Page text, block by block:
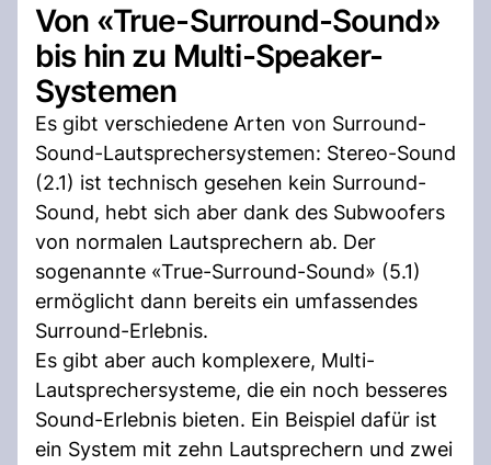
Von «True-Surround-Sound»
bis hin zu Multi-Speaker-
Systemen
Es gibt verschiedene Arten von Surround-
Sound-Lautsprechersystemen: Stereo-Sound
(2.1) ist technisch gesehen kein Surround-
Sound, hebt sich aber dank des Subwoofers
von normalen Lautsprechern ab. Der
sogenannte «True-Surround-Sound» (5.1)
ermöglicht dann bereits ein umfassendes
Surround-Erlebnis.
Es gibt aber auch komplexere, Multi-
Lautsprechersysteme, die ein noch besseres
Sound-Erlebnis bieten. Ein Beispiel dafür ist
ein System mit zehn Lautsprechern und zwei